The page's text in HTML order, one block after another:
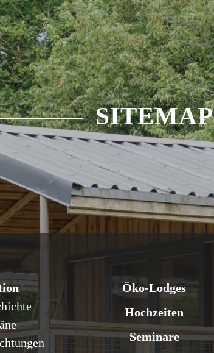
SITEMAP
Öko-Lodges
Hochzeiten
Seminare